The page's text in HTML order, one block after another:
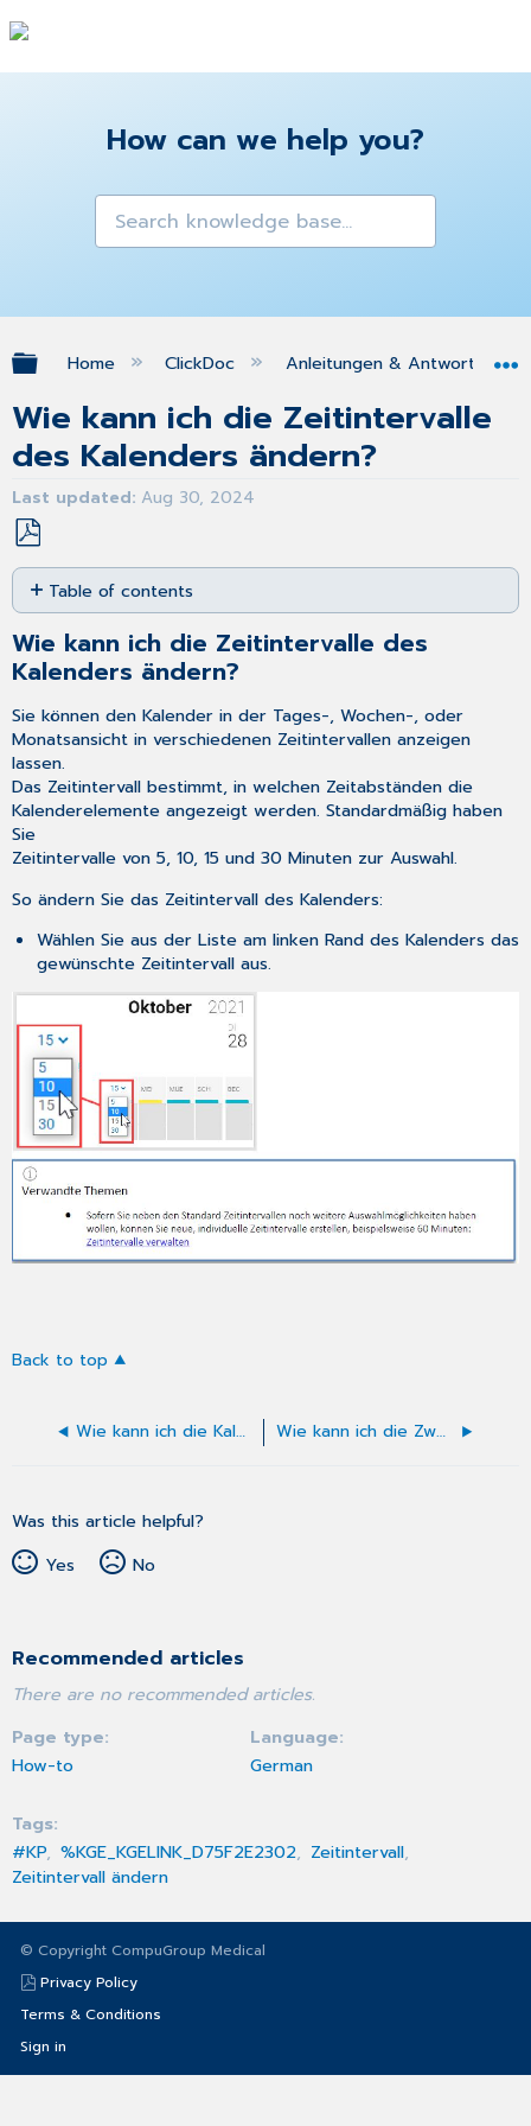
How can we help you?
Expand/collapse global hierarchy
Home ClickDoc Anleitungen & Antworten zu
Wie kann ich die Zeitintervalle
des Kalenders ändern?
Last updated Aug 30, 2024
Save
as
PDF
Table of contents
kann
ich
Zeitintervalle
des
Kalenders
ändern?
Wie kann ich die Zeitintervalle des
Kalenders ändern?
Sie können den Kalender in der Tages-, Wochen-, oder
Monatsansicht in verschiedenen Zeitintervallen anzeigen
lassen.
Das Zeitintervall bestimmt, in welchen Zeitabständen die
Kalenderelemente angezeigt werden. Standardmäßig haben
Sie
Zeitintervalle von 5, 10, 15 und 30 Minuten zur Auswahl.
So ändern Sie das Zeitintervall des Kalenders:
Wählen Sie aus der Liste am linken Rand des Kalenders das
gewünschte Zeitintervall aus.
Back to top
Wie kann ich die Kalenderdarstellung über die Ansichtsprofile steuern? Wie kann ich die Zwei-Faktor Authentifizierung einrichten und verwalten?
Was this article helpful?
Yes
No
Recommended articles
There are no recommended articles.
Page type
How-to
Language
German
Tags
#KP %KGE_KGELINK_D75F2E2302 Zeitintervall
Zeitintervall ändern
© Copyright CompuGroup Medical
Privacy Policy
Terms & Conditions
Sign in